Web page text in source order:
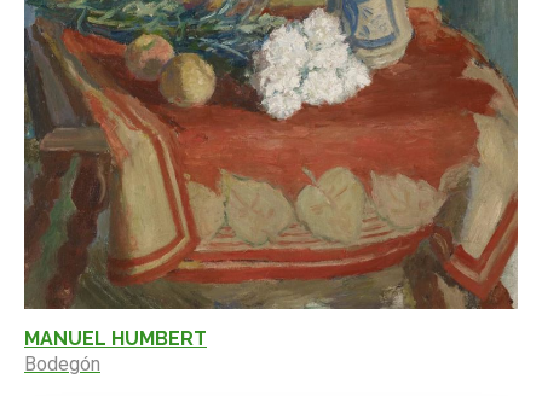
MANUEL HUMBERT
Bodegón